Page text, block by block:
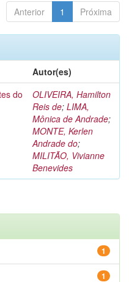
Anterior 1 Próxima
Autor(es)
do
OLIVEIRA, Hamilton
Reis de; LIMA,
Mônica de Andrade;
MONTE, Kerlen
Andrade do;
MILITÃO, Vivianne
Benevides
1
1